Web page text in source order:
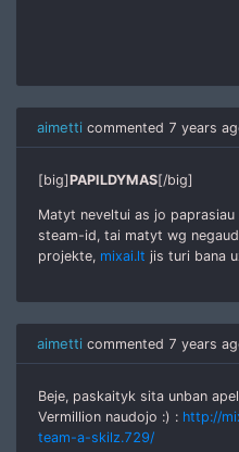
aimetti commented 7 years
[big]PAPILDYMAS[/big]
Matyt neveltui as jo
steam-id, tai matyt wg
projekte, mixai.lt jis turi bana
aimetti commented 7 years
Beje, paskaityk sita unban
Vermillion naudojo :) : http://
team-a-skilz.729/